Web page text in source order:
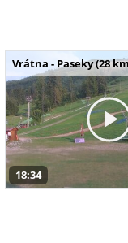
Vrátna - Paseky (28
18:34